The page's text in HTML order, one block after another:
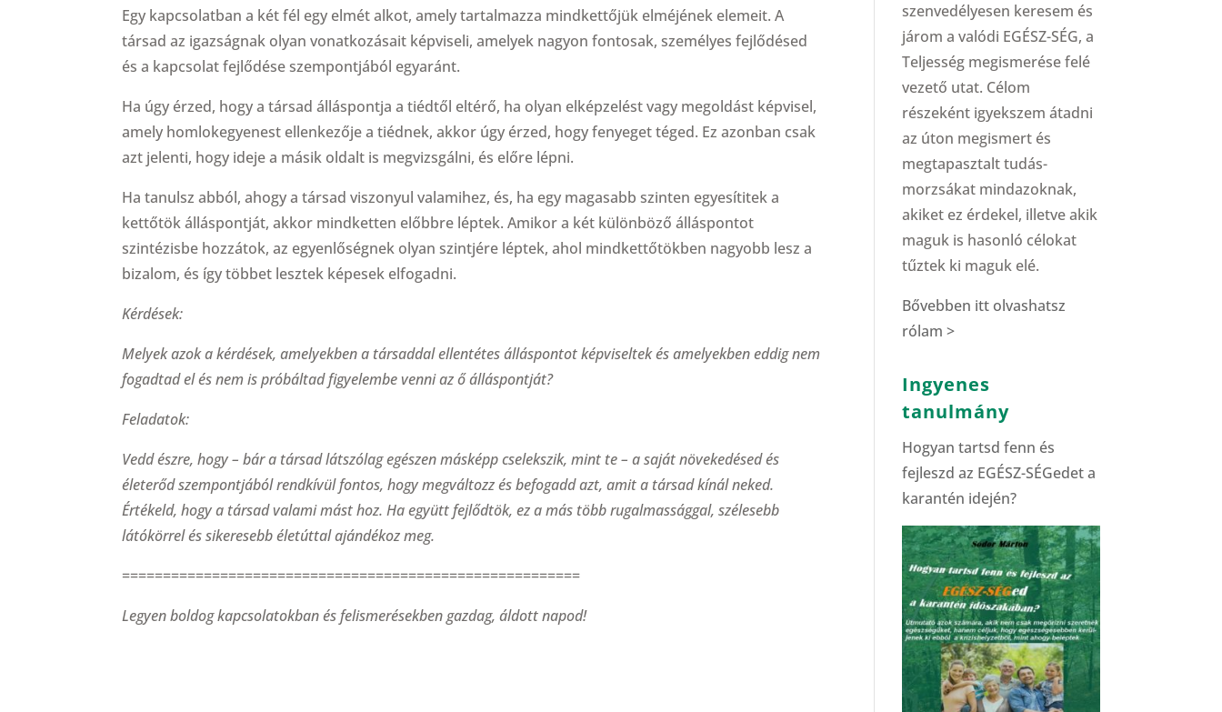
Egy kapcsolatban a két fél egy elmét alkot, amely tartalmazza mindkettőjük elméjének elemeit. A
társad az igazságnak olyan vonatkozásait képviseli, amelyek nagyon fontosak, személyes fejlődésed
és a kapcsolat fejlődése szempontjából egyaránt.
Ha úgy érzed, hogy a társad álláspontja a tiédtől eltérő, ha olyan elképzelést vagy megoldást képvisel,
amely homlokegyenest ellenkezője a tiédnek, akkor úgy érzed, hogy fenyeget téged. Ez azonban csak
azt jelenti, hogy ideje a másik oldalt is megvizsgálni, és előre lépni.
Ha tanulsz abból, ahogy a társad viszonyul valamihez, és, ha egy magasabb szinten egyesítitek a
kettőtök álláspontját, akkor mindketten előbbre léptek. Amikor a két különböző álláspontot
szintézisbe hozzátok, az egyenlőségnek olyan szintjére léptek, ahol mindkettőtökben nagyobb lesz a
bizalom, és így többet lesztek képesek elfogadni.
Kérdések:
Melyek azok a kérdések, amelyekben a társaddal ellentétes álláspontot képviseltek és amelyekben eddig nem
fogadtad el és nem is próbáltad figyelembe venni az ő álláspontját?
Feladatok:
Vedd észre, hogy – bár a társad látszólag egészen másképp cselekszik, mint te – a saját növekedésed és
életerőd szempontjából rendkívül fontos, hogy megváltozz és befogadd azt, amit a társad kínál neked.
Értékeld, hogy a társad valami mást hoz. Ha együtt fejlődtök, ez a más több rugalmassággal, szélesebb
látókörrel és sikeresebb életúttal ajándékoz meg.
========================================================
Legyen boldog kapcsolatokban és felismerésekben gazdag, áldott napod!
szenvedélyesen keresem és
járom a valódi EGÉSZ-SÉG, a
Teljesség megismerése felé
vezető utat. Célom
részeként igyekszem átadni
az úton megismert és
megtapasztalt tudás-
morzsákat mindazoknak,
akiket ez érdekel, illetve akik
maguk is hasonló célokat
tűztek ki maguk elé.
Bővebben itt olvashatsz
rólam >
Ingyenes
tanulmány
Hogyan tartsd fenn és
fejleszd az EGÉSZ-SÉGedet a
karantén idején?